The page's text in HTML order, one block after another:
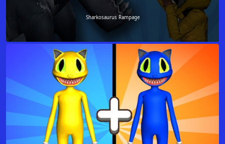
Sharkosaurus Rampage